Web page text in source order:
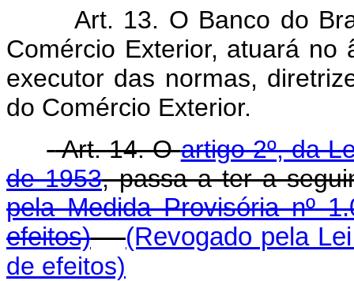
Art. 13. O Banco do
Comércio Exterior, atuará no
executor das normas,
do Comércio Exterior.
Art. 14. Oartigo 2º, da
de 1953, passa a ter a
pela Medida Provisória nº
efeitos)
(Revogado pela
de efeitos)